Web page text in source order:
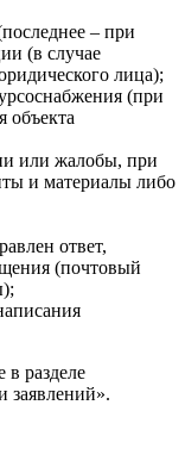
– при
(в случае
лица);
(при
объекта
или жалобы, при
и материалы либо
ответ,
(почтовый
в разделе
заявлений».